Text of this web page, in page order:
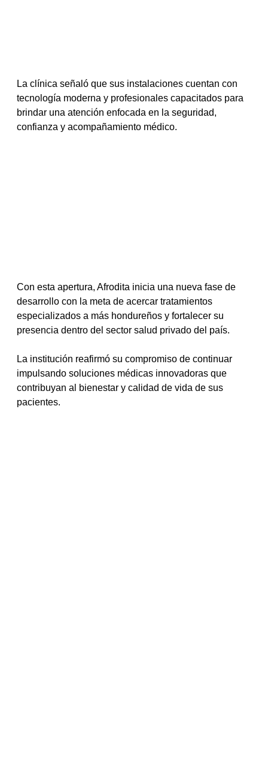
La clínica señaló que sus instalaciones cuentan con
tecnología moderna y profesionales capacitados para
brindar una atención enfocada en la seguridad,
confianza y acompañamiento médico.
Con esta apertura, Afrodita inicia una nueva fase de
desarrollo con la meta de acercar tratamientos
especializados a más hondureños y fortalecer su
presencia dentro del sector salud privado del país.
La institución reafirmó su compromiso de continuar
impulsando soluciones médicas innovadoras que
contribuyan al bienestar y calidad de vida de sus
pacientes.